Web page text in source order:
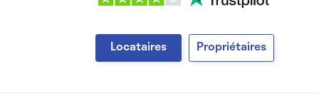
Locataires Propriétaires